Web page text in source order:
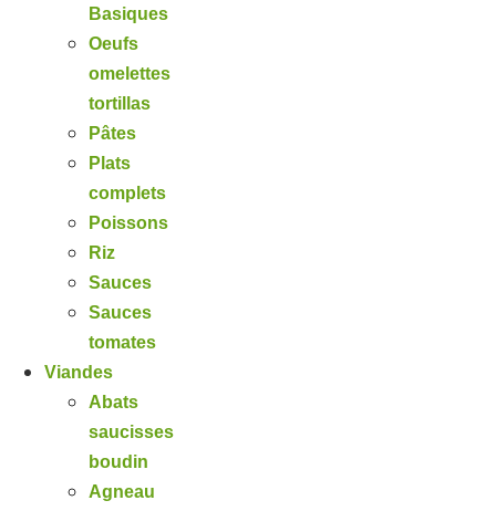
Basiques
Oeufs
omelettes
tortillas
Pâtes
Plats
complets
Poissons
Riz
Sauces
Sauces
tomates
Viandes
Abats
saucisses
boudin
Agneau